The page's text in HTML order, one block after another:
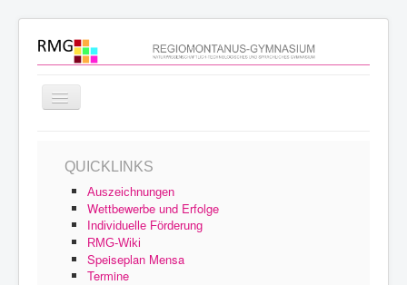
Navigation
an/aus
Schulprofil
Schulfamilie
Unterricht
Schulleben
QUICKLINKS
Auszeichnungen
Wettbewerbe und Erfolge
Individuelle Förderung
RMG-Wiki
Speiseplan Mensa
Termine